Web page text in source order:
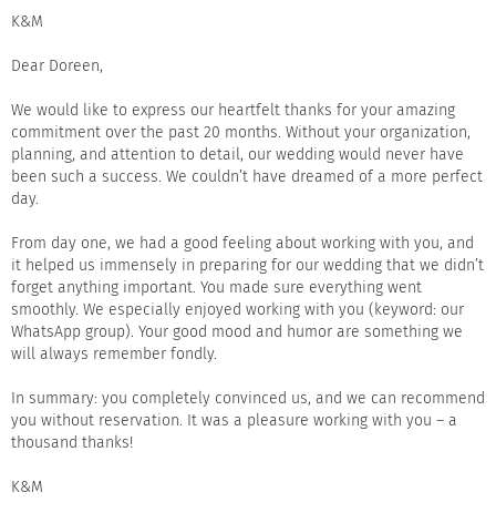
K&M
Dear Doreen,
We would like to express our heartfelt thanks for your amazing
commitment over the past 20 months. Without your organization,
planning, and attention to detail, our wedding would never have
been such a success. We couldn’t have dreamed of a more perfect
day.
From day one, we had a good feeling about working with you, and
it helped us immensely in preparing for our wedding that we didn’t
forget anything important. You made sure everything went
smoothly. We especially enjoyed working with you (keyword: our
WhatsApp group). Your good mood and humor are something we
will always remember fondly.
In summary: you completely convinced us, and we can recommend
you without reservation. It was a pleasure working with you – a
thousand thanks!
K&M